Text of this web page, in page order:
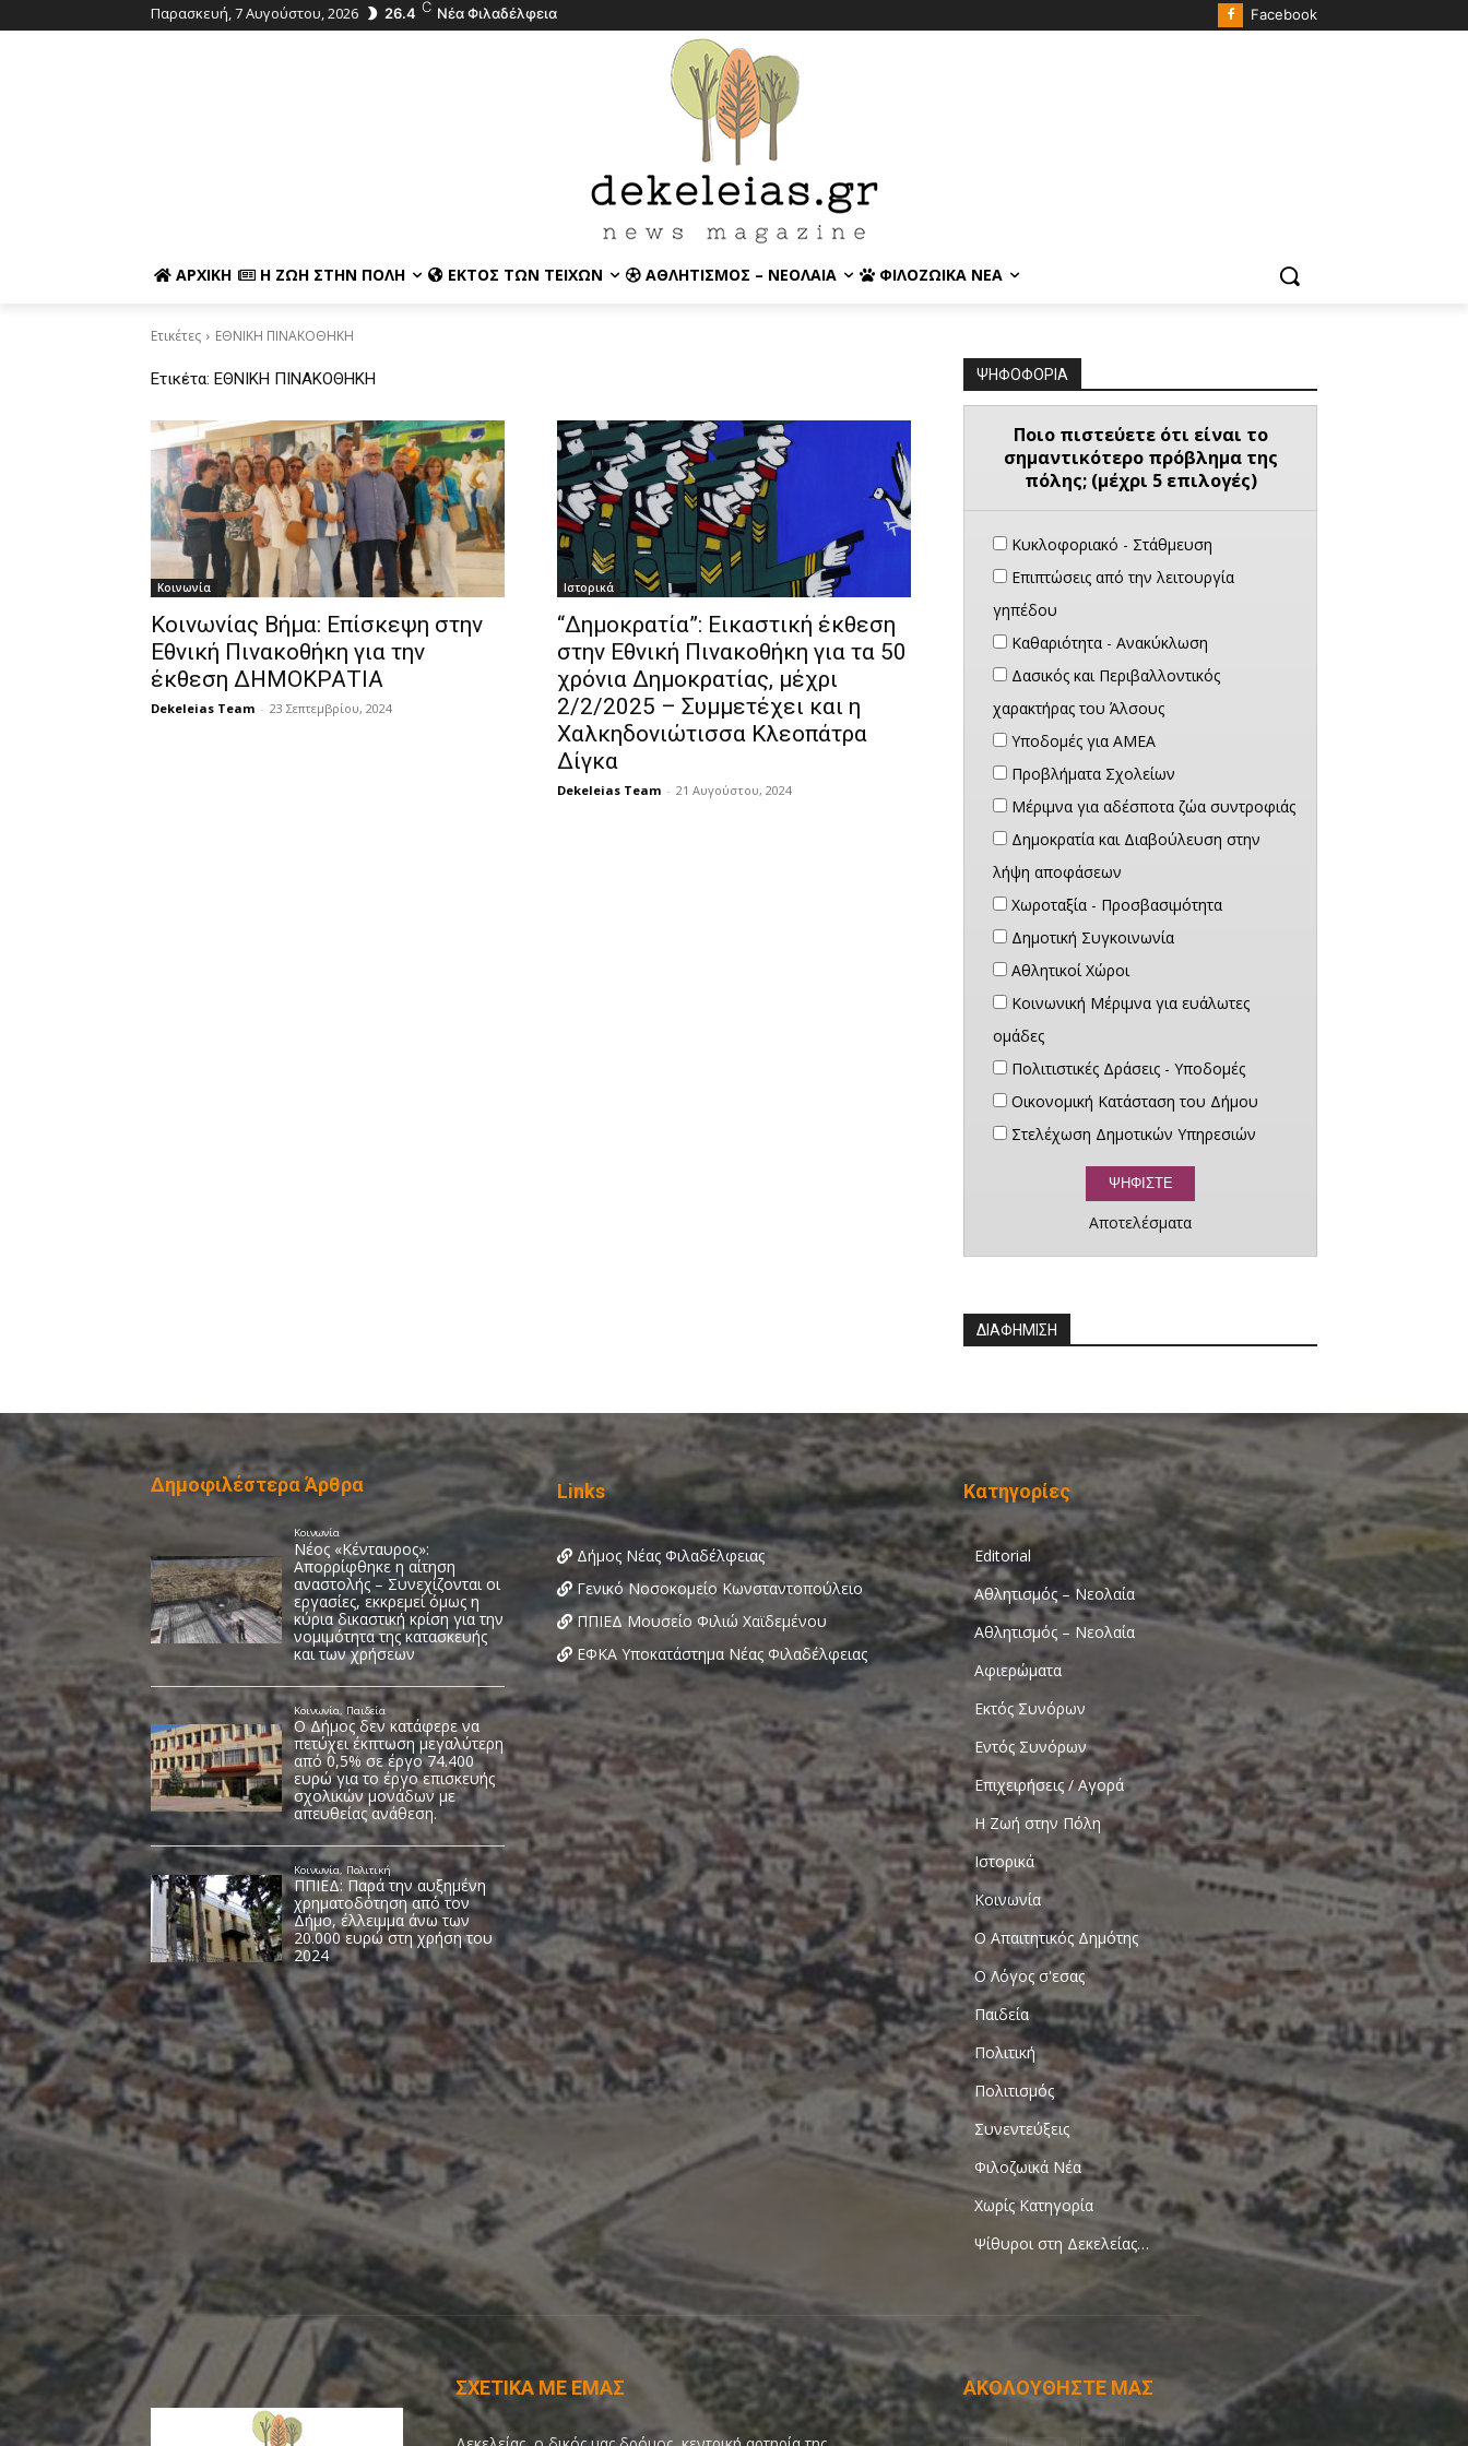
Παρασκευή, 7 Αυγούστου, 2026 26.4 C Νέα Φιλαδέλφεια Facebook
ΑΡΧΙΚΉ Η ΖΩΉ ΣΤΗΝ ΠΌΛΗ ΕΚΤΌΣ ΤΩΝ ΤΕΙΧΏΝ ΑΘΛΗΤΙΣΜΌΣ – ΝΕΟΛΑΊΑ ΦΙΛΟΖΩΙΚΆ ΝΈΑ
Ετικέτες ΕΘΝΙΚΗ ΠΙΝΑΚΟΘΗΚΗ
Ετικέτα: ΕΘΝΙΚΗ ΠΙΝΑΚΟΘΗΚΗ
Κοινωνία
Κοινωνίας Βήμα: Επίσκεψη στην
Εθνική Πινακοθήκη για την
έκθεση ΔΗΜΟΚΡΑΤΙΑ
Dekeleias Team - 23 Σεπτεμβρίου, 2024
Ιστορικά
“Δημοκρατία”: Εικαστική έκθεση
στην Εθνική Πινακοθήκη για τα 50
χρόνια Δημοκρατίας, μέχρι
2/2/2025 – Συμμετέχει και η
Χαλκηδονιώτισσα Κλεοπάτρα
Δίγκα
Dekeleias Team - 21 Αυγούστου, 2024
ΨΗΦΟΦΟΡΙΑ
Ποιο πιστεύετε ότι είναι το
σημαντικότερο πρόβλημα της
πόλης; (μέχρι 5 επιλογές)
Κυκλοφοριακό - Στάθμευση
Επιπτώσεις από την λειτουργία
γηπέδου
Καθαριότητα - Ανακύκλωση
Δασικός και Περιβαλλοντικός
χαρακτήρας του Άλσους
Υποδομές για ΑΜΕΑ
Προβλήματα Σχολείων
Μέριμνα για αδέσποτα ζώα συντροφιάς
Δημοκρατία και Διαβούλευση στην
λήψη αποφάσεων
Χωροταξία - Προσβασιμότητα
Δημοτική Συγκοινωνία
Αθλητικοί Χώροι
Κοινωνική Μέριμνα για ευάλωτες
ομάδες
Πολιτιστικές Δράσεις - Υποδομές
Οικονομική Κατάσταση του Δήμου
Στελέχωση Δημοτικών Υπηρεσιών
Αποτελέσματα
ΔΙΑΦΗΜΙΣΗ
Δημοφιλέστερα Άρθρα Links
Δήμος Νέας Φιλαδέλφειας
Γενικό Νοσοκομείο Κωνσταντοπούλειο
ΠΠΙΕΔ Μουσείο Φιλιώ Χαϊδεμένου
ΕΦΚΑ Υποκατάστημα Νέας Φιλαδέλφειας
Κατηγορίες
Editorial
Αθλητισμός – Νεολαία
Αθλητισμός – Νεολαία
Αφιερώματα
Εκτός Συνόρων
Εντός Συνόρων
Επιχειρήσεις / Αγορά
Η Ζωή στην Πόλη
Ιστορικά
Κοινωνία
Ο Απαιτητικός Δημότης
Ο Λόγος σ'εσας
Παιδεία
Πολιτική
Πολιτισμός
Συνεντεύξεις
Φιλοζωικά Νέα
Χωρίς Κατηγορία
Ψίθυροι στη Δεκελείας…
ΣΧΕΤΙΚΑ ΜΕ ΕΜΑΣ ΑΚΟΛΟΥΘΗΣΤΕ ΜΑΣ